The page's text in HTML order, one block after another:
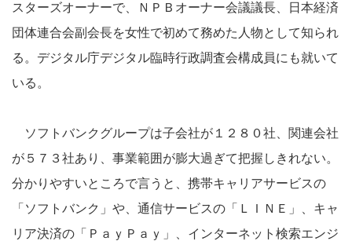
スターズオーナーで、ＮＰＢオーナー会議議長、日本経済
団体連合会副会長を女性で初めて務めた人物として知られ
る。デジタル庁デジタル臨時行政調査会構成員にも就いて
いる。
ソフトバンクグループは子会社が１２８０社、関連会社
が５７３社あり、事業範囲が膨大過ぎて把握しきれない。
分かりやすいところで言うと、携帯キャリアサービスの
「ソフトバンク」や、通信サービスの「ＬＩＮＥ」、キャ
リア決済の「ＰａｙＰａｙ」、インターネット検索エンジ